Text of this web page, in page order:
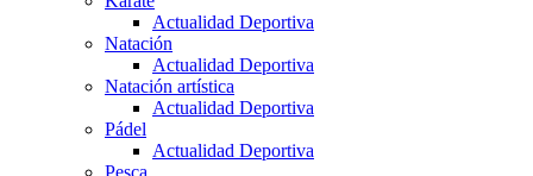
Actualidad Deportiva
Natación
Actualidad Deportiva
Natación artística
Actualidad Deportiva
Pádel
Actualidad Deportiva
Pesca